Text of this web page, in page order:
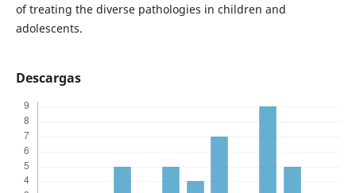
of treating the diverse pathologies in children and
adolescents.
Descargas